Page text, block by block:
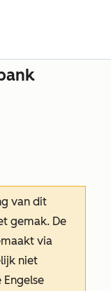
van dit
gemak. De
via
niet